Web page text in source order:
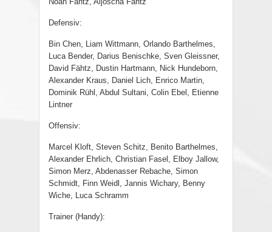
Defensiv:
Bin Chen, Liam Wittmann, Orlando Barthelmes,
Luca Bender, Darius Benischke, Sven Gleissner,
David Fähtz, Dustin Hartmann, Nick Hundeborn,
Alexander Kraus, Daniel Lich, Enrico Martin,
Dominik Rühl, Abdul Sultani, Colin Ebel, Etienne
Lintner
Offensiv:
Marcel Kloft, Steven Schitz, Benito Barthelmes,
Alexander Ehrlich, Christian Fasel, Elboy Jallow,
Simon Merz, Abdenasser Rebache, Simon
Schmidt, Finn Weidl, Jannis Wichary, Benny
Wiche, Luca Schramm
Trainer (Handy):